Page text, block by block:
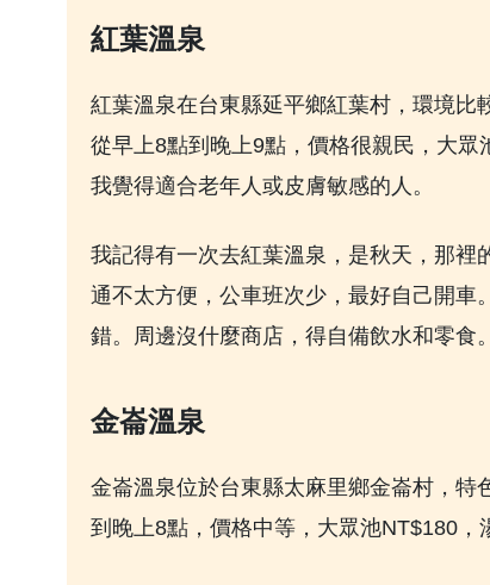
紅葉溫泉
紅葉溫泉在台東縣延平鄉紅葉村，環境
從早上8點到晚上9點，價格很親民，大
我覺得適合老年人或皮膚敏感的人。
我記得有一次去紅葉溫泉，是秋天，那
通不太方便，公車班次少，最好自己開
錯。周邊沒什麼商店，得自備飲水和零食。
金崙溫泉
金崙溫泉位於台東縣太麻里鄉金崙村，
到晚上8點，價格中等，大眾池NT$180，